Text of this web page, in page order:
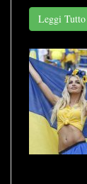
Leggi Tutto